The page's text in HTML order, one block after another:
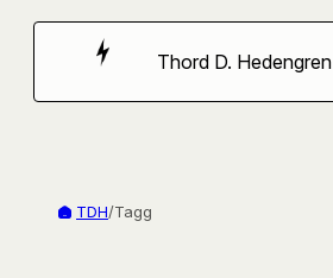
Hoppa
Thord D. Hedengren
TDH/Tagg